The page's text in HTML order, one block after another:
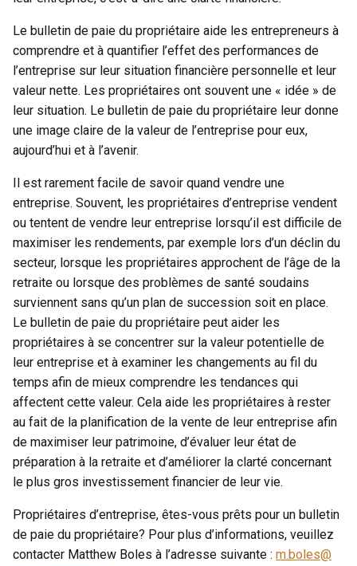
Le bulletin de paie du propriétaire aide les entrepreneurs à
comprendre et à quantifier l’effet des performances de
l’entreprise sur leur situation financière personnelle et leur
valeur nette. Les propriétaires ont souvent une « idée » de
leur situation. Le bulletin de paie du propriétaire leur donne
une image claire de la valeur de l’entreprise pour eux,
aujourd’hui et à l’avenir.
Il est rarement facile de savoir quand vendre une
entreprise. Souvent, les propriétaires d’entreprise vendent
ou tentent de vendre leur entreprise lorsqu’il est difficile de
maximiser les rendements, par exemple lors d’un déclin du
secteur, lorsque les propriétaires approchent de l’âge de la
retraite ou lorsque des problèmes de santé soudains
surviennent sans qu’un plan de succession soit en place.
Le bulletin de paie du propriétaire peut aider les
propriétaires à se concentrer sur la valeur potentielle de
leur entreprise et à examiner les changements au fil du
temps afin de mieux comprendre les tendances qui
affectent cette valeur. Cela aide les propriétaires à rester
au fait de la planification de la vente de leur entreprise afin
de maximiser leur patrimoine, d’évaluer leur état de
préparation à la retraite et d’améliorer la clarté concernant
le plus gros investissement financier de leur vie.
Propriétaires d’entreprise, êtes-vous prêts pour un bulletin
de paie du propriétaire? Pour plus d’informations, veuillez
contacter Matthew Boles à l’adresse suivante : m.boles@